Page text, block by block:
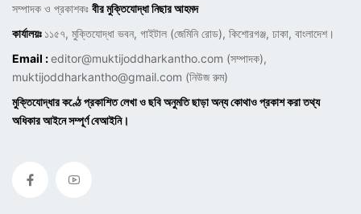
সম্পাদক ও প্রকাশকঃ বীর মুক্তিযোদ্ধা নিছার আহমদ
কার্যালয়ঃ ১১৫৭, মুক্তিযোদ্ধা ভবন, গাইটাল (জেমিনি রোড), কিশোরগঞ্জ, ঢাকা, বাংলাদেশ।
Email :editor@muktijoddharkantho.com (সম্পাদক),
muktijoddharkantho@gmail.com (নিউজ রুম)
মুক্তিযোদ্ধার কণ্ঠে প্রকাশিত লেখা ও ছবি অনুমতি ছাড়া অন্য কোথাও প্রকাশ করা তথ্য
অধিকার আইনে সম্পূর্ণ বেআইনি।